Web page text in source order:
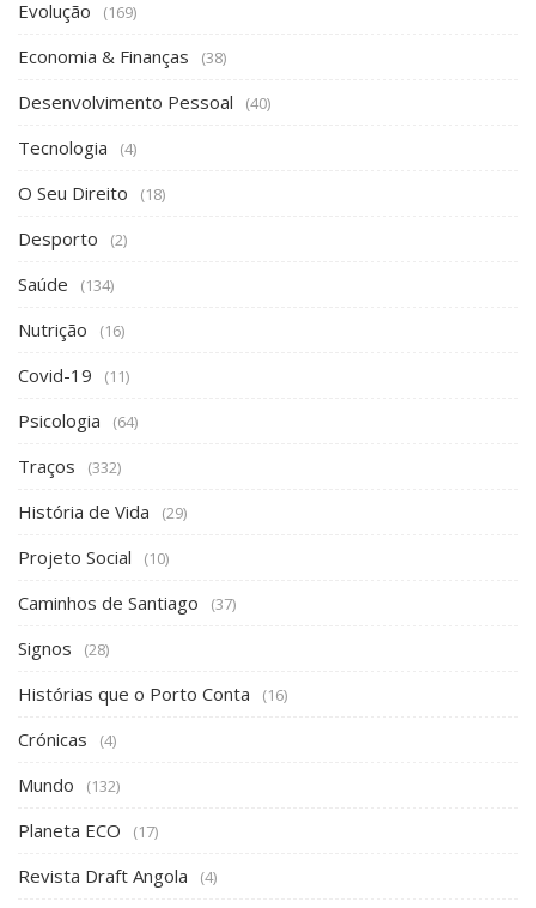
Evolução (169)
Economia & Finanças (38)
Desenvolvimento Pessoal (40)
Tecnologia (4)
O Seu Direito (18)
Desporto (2)
Saúde (134)
Nutrição (16)
Covid-19 (11)
Psicologia (64)
Traços (332)
História de Vida (29)
Projeto Social (10)
Caminhos de Santiago (37)
Signos (28)
Histórias que o Porto Conta (16)
Crónicas (4)
Mundo (132)
Planeta ECO (17)
Revista Draft Angola (4)